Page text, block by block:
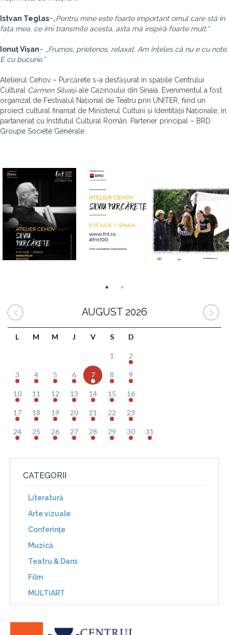
Istvan Teglas–„Pentru mine este foarte important omul care stă în
fața mea, ce îmi transmite acesta, asta mă inspiră foarte mult.”
Ionuț Vișan– „Frumos, prietenos, relaxat. Am înțeles că nu e cu note.
E cu bucurie.”
Atelierul Cehov – Purcărete s-a desfășurat în spațiile Centrului
Cultural Carmen Silvași ale Cazinoului din Sinaia. Evenimentul a fost
organizat de Festivalul Național de Teatru prin UNITER, fiind un
proiect cultural finanțat de Ministerul Culturii și Identității Naționale, în
partaneriat cu Institutul Cultural Român. Partener principal – BRD
Groupe Société Générale.
AUGUST 2026
L M M J V S D
1 2
3 4 5 6 7 8 9
10 11 12 13 14 15 16
17 18 19 20 21 22 23
24 25 26 27 28 29 30 31
CATEGORII
Literatură
Arte vizuale
Conferinţe
Muzică
Teatru & Dans
Film
MULTIART